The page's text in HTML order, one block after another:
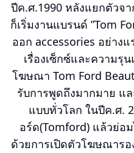
ปีค.ศ.1990 หลังแยกตัวจ
ก็เริ่มงานแบรนด์ ”Tom
ออก accessories อย่าง
เรื่องเซ็กซ์และความรุ
โฆษณา Tom Ford
รับการพูดถึงมากมาย แ
แบบทั่วโลก ในปีค.ศ.
อร์ด(Tomford) แล้วย่อ
ด้วยการเปิดตัวโฆษณารอ